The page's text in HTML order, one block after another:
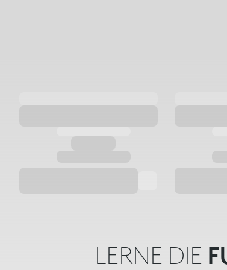
LERNE DIE